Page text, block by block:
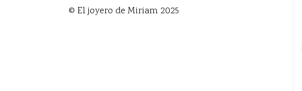
© El joyero de Miriam 2025